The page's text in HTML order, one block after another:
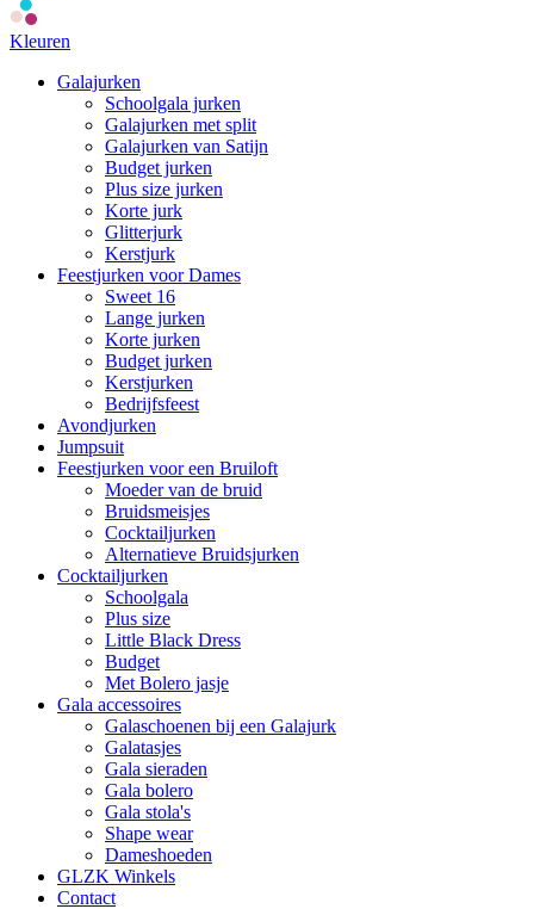
Kleuren
Galajurken
Schoolgala jurken
Galajurken met split
Galajurken van Satijn
Budget jurken
Plus size jurken
Korte jurk
Glitterjurk
Kerstjurk
Feestjurken voor Dames
Sweet 16
Lange jurken
Korte jurken
Budget jurken
Kerstjurken
Bedrijfsfeest
Avondjurken
Jumpsuit
Feestjurken voor een Bruiloft
Moeder van de bruid
Bruidsmeisjes
Cocktailjurken
Alternatieve Bruidsjurken
Cocktailjurken
Schoolgala
Plus size
Little Black Dress
Budget
Met Bolero jasje
Gala accessoires
Galaschoenen bij een Galajurk
Galatasjes
Gala sieraden
Gala bolero
Gala stola's
Shape wear
Dameshoeden
GLZK Winkels
Contact